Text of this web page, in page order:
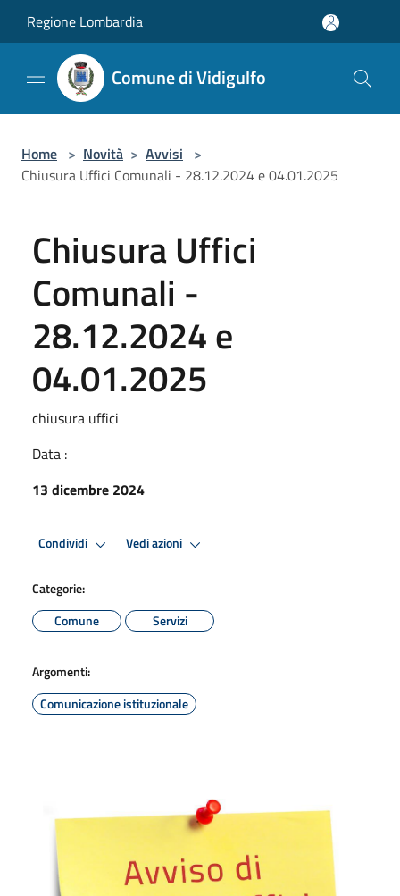
Regione Lombardia
Comune di Vidigulfo
Home > Novità > Avvisi >
Chiusura Uffici Comunali - 28.12.2024 e 04.01.2025
Chiusura Uffici
Comunali -
28.12.2024 e
04.01.2025
chiusura uffici
Data :
13 dicembre 2024
Condividi Vedi azioni
Categorie:
Comune
Servizi
Argomenti:
Comunicazione istituzionale